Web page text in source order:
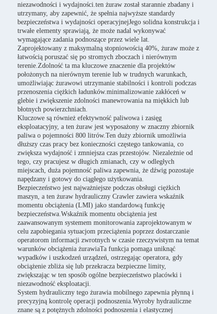
niezawodności i wydajności.ten żuraw został starannie zbadany i
utrzymany, aby zapewnić, że spełnia najwyższe standardy
bezpieczeństwa i wydajności operacyjnejJego solidna konstrukcja i
trwałe elementy sprawiają, że może nadal wykonywać
wymagające zadania podnoszące przez wiele lat.
Zaprojektowany z maksymalną stopniowością 40%, żuraw może z
łatwością poruszać się po stromych zboczach i nierównym
terenie.Zdolność ta ma kluczowe znaczenie dla projektów
położonych na nierównym terenie lub w trudnych warunkach,
umożliwiając żurawowi utrzymanie stabilności i kontroli podczas
przenoszenia ciężkich ładunków.minimalizowanie zakłóceń w
glebie i zwiększenie zdolności manewrowania na miękkich lub
błotnych powierzchniach.
Kluczowe są również efektywność paliwowa i zasięg
eksploatacyjny, a ten żuraw jest wyposażony w znaczny zbiornik
paliwa o pojemności 800 litrów.Ten duży zbiornik umożliwia
dłuższy czas pracy bez konieczności częstego tankowania, co
zwiększa wydajność i zmniejsza czas przestojów. Niezależnie od
tego, czy pracujesz w długich zmianach, czy w odległych
miejscach, duża pojemność paliwa zapewnia, że dźwig pozostaje
napędzany i gotowy do ciągłego użytkowania.
Bezpieczeństwo jest najważniejsze podczas obsługi ciężkich
maszyn, a ten żuraw hydrauliczny Crawler zawiera wskaźnik
momentu obciążenia (LMI) jako standardową funkcję
bezpieczeństwa.Wskaźnik momentu obciążenia jest
zaawansowanym systemem monitorowania zaprojektowanym w
celu zapobiegania sytuacjom przeciążenia poprzez dostarczanie
operatorom informacji zwrotnych w czasie rzeczywistym na temat
warunków obciążenia żurawiaTa funkcja pomaga uniknąć
wypadków i uszkodzeń urządzeń, ostrzegając operatora, gdy
obciążenie zbliża się lub przekracza bezpieczne limity,
zwiększając w ten sposób ogólne bezpieczeństwo placówki i
niezawodność eksploatacji.
System hydrauliczny tego żurawia mobilnego zapewnia płynną i
precyzyjną kontrolę operacji podnoszenia.Wyroby hydrauliczne
znane są z potężnych zdolności podnoszenia i elastycznej